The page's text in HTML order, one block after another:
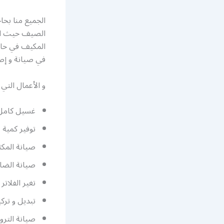
الجميع منا
الصيف حيث
المكيف في
في صيانة و
و الأعمال
غسيل كامل
توفير
صيانة
صيانة
تغير
تبديل و
صيانة